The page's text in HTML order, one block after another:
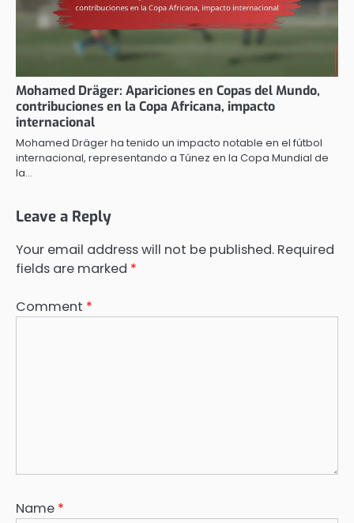
Mohamed Dräger: Apariciones en Copas del Mundo,
contribuciones en la Copa Africana, impacto
internacional
Mohamed Dräger ha tenido un impacto notable en el fútbol
internacional, representando a Túnez en la Copa Mundial de
la…
Leave a Reply
Your email address will not be published. Required
fields are marked *
Comment *
Name *